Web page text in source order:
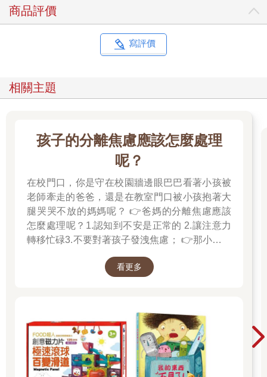
商品評價
寫評價
相關主題
孩子的分離焦慮應該怎麼處理
呢？
在校門口，你是守在校園牆邊眼巴巴看著小孩被
老師牽走的爸爸，還是在教室門口被小孩抱著大
腿哭哭不放的媽媽呢？ 👉爸媽的分離焦慮應該
怎麼處理呢？1.認知到不安是正常的 2.讓注意力
轉移忙碌3.不要對著孩子發洩焦慮； 👉那小朋友
也許是熟悉的玩偶增加安全感 2.與孩子分開時請
孩子一起迎接成長的過程！真是太好了！ 🎉金石
堂開學季！爸媽好輕鬆教你一站購足！文具、書
包、書套參展品全面5折起！👉文具滿777送80
元電子禮券 👉全站商品滿1200回饋4%金幣
看更多